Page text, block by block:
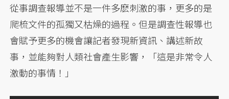
從事調查報導並不是一件多麽刺激的事，更多的是
爬梳文件的孤獨又枯燥的過程。但是調查性報導也
會賦予更多的機會讓記者發現新資訊、講述新故
事，並能夠對人類社會產生影響，「這是非常令人
激動的事情！」